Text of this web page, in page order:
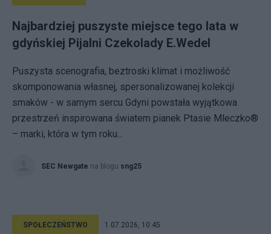
Najbardziej puszyste miejsce tego lata w
gdyńskiej Pijalni Czekolady E.Wedel
Puszysta scenografia, beztroski klimat i możliwość
skomponowania własnej, spersonalizowanej kolekcji
smaków - w samym sercu Gdyni powstała wyjątkowa
przestrzeń inspirowana światem pianek Ptasie Mleczko®
– marki, która w tym roku...
SEC Newgate na blogu sng25
SPOŁECZEŃSTWO 1.07.2026, 10:45